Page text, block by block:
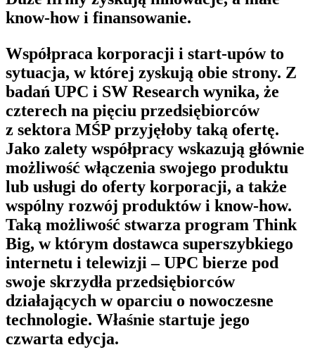
know-how i finansowanie.
Współpraca korporacji i start-upów to
sytuacja, w której zyskują obie strony. Z
badań UPC i SW Research wynika, że
czterech na pięciu przedsiębiorców
z sektora MŚP przyjęłoby taką ofertę.
Jako zalety współpracy wskazują głównie
możliwość włączenia swojego produktu
lub usługi do oferty korporacji, a także
wspólny rozwój produktów i know-how.
Taką możliwość stwarza program Think
Big, w którym dostawca superszybkiego
internetu i telewizji – UPC bierze pod
swoje skrzydła przedsiębiorców
działających w oparciu o nowoczesne
technologie. Właśnie startuje jego
czwarta edycja.